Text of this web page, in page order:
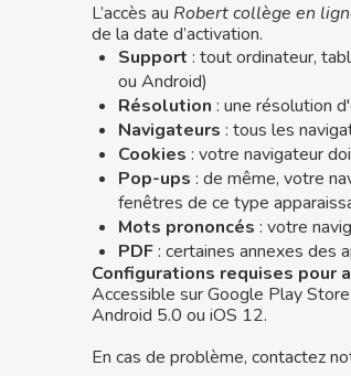
L’accès au Robert collège en
de la date d’activation.
Support : tout ordinateur,
ou Android)
Résolution : une résolution
Navigateurs : tous les
Cookies : votre navigateur
Pop-ups : de même, votre
fenêtres de ce type
Mots prononcés : votre
PDF: certaines annexes des
Configurations requises pour
Accessible sur Google Play
Android 5.0 ou iOS 12.
En cas de problème, contactez